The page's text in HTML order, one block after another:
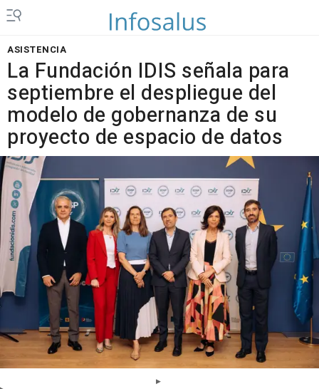
ASISTENCIA
La Fundación IDIS señala para
septiembre el despliegue del
modelo de gobernanza de su
proyecto de espacio de datos